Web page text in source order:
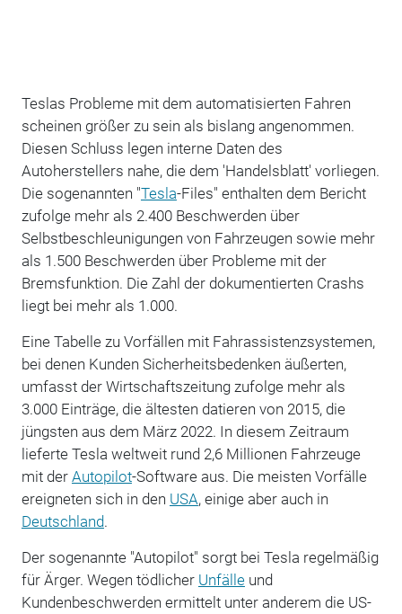
Teslas Probleme mit dem automatisierten Fahren
scheinen größer zu sein als bislang angenommen.
Diesen Schluss legen interne Daten des
Autoherstellers nahe, die dem 'Handelsblatt' vorliegen.
Die sogenannten "Tesla-Files" enthalten dem Bericht
zufolge mehr als 2.400 Beschwerden über
Selbstbeschleunigungen von Fahrzeugen sowie mehr
als 1.500 Beschwerden über Probleme mit der
Bremsfunktion. Die Zahl der dokumentierten Crashs
liegt bei mehr als 1.000.
Eine Tabelle zu Vorfällen mit Fahrassistenzsystemen,
bei denen Kunden Sicherheitsbedenken äußerten,
umfasst der Wirtschaftszeitung zufolge mehr als
3.000 Einträge, die ältesten datieren von 2015, die
jüngsten aus dem März 2022. In diesem Zeitraum
lieferte Tesla weltweit rund 2,6 Millionen Fahrzeuge
mit der Autopilot-Software aus. Die meisten Vorfälle
ereigneten sich in den USA, einige aber auch in
Deutschland.
Der sogenannte "Autopilot" sorgt bei Tesla regelmäßig
für Ärger. Wegen tödlicher Unfälleund
Kundenbeschwerden ermittelt unter anderem die US-